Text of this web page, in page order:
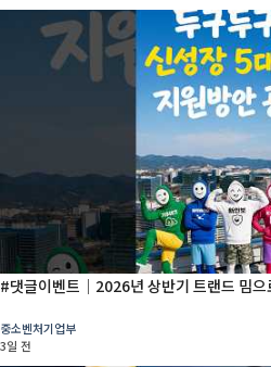
#댓글이벤트│2026년 상반기 트랜드 밈으
중소벤처기업부
3일 전